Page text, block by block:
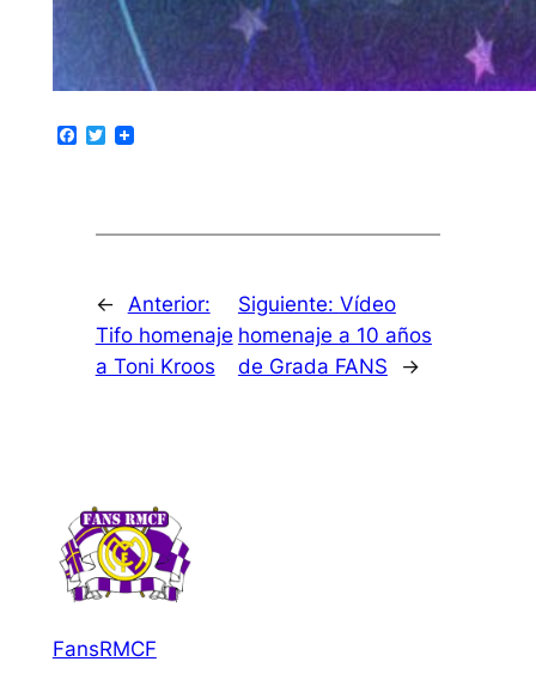
Facebook
Twitter
← Anterior:
Tifo homenaje
a Toni Kroos
Siguiente: Vídeo
homenaje a 10 años
de Grada FANS
→
FansRMCF